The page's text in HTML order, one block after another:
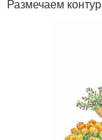
Размечаем